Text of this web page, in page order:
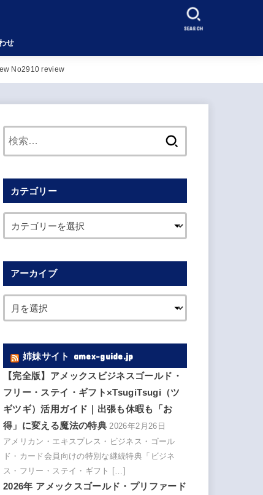
せ
SEARCH
No2910 review
カテゴリー
アーカイブ
姉妹サイト amex-guide.jp
【完全版】アメックスビジネスゴールド・
フリー・ステイ・ギフト×TsugiTsugi（ツ
ギツギ）活用ガイド｜出張も休暇も「お
得」に変える魔法の特典 2026年2月26日
アメリカン・エキスプレス・ビジネス・ゴール
ド・カード会員向けの特別な継続特典「ビジネ
ス・フリー・ステイ・ギフト […]
2026年 アメックスゴールド・プリファード